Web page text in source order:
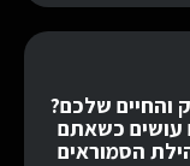
שלכם?
עושים כשאתם
הסמוראים